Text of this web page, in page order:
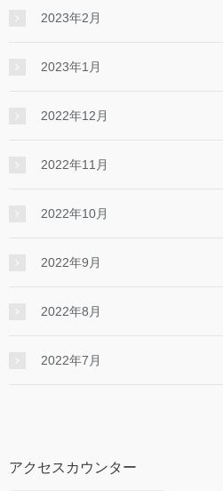
2023年2月
2023年1月
2022年12月
2022年11月
2022年10月
2022年9月
2022年8月
2022年7月
アクセスカウンター